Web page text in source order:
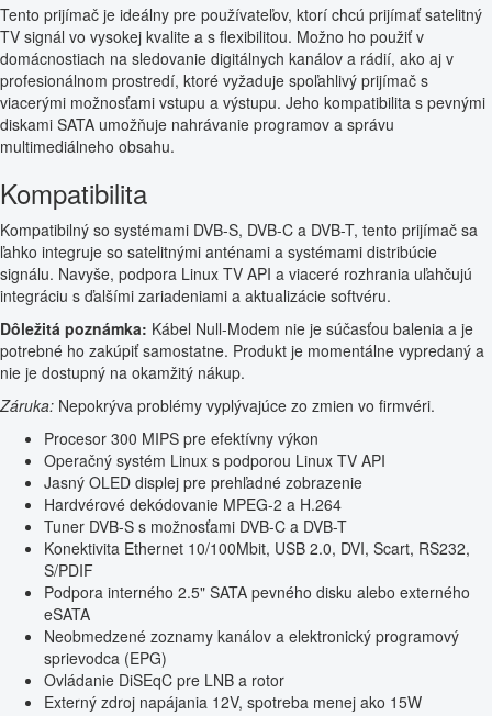
Tento prijímač je ideálny pre používateľov, ktorí chcú prijímať satelitný
TV signál vo vysokej kvalite a s flexibilitou. Možno ho použiť v
domácnostiach na sledovanie digitálnych kanálov a rádií, ako aj v
profesionálnom prostredí, ktoré vyžaduje spoľahlivý prijímač s
viacerými možnosťami vstupu a výstupu. Jeho kompatibilita s pevnými
diskami SATA umožňuje nahrávanie programov a správu
multimediálneho obsahu.
Kompatibilita
Kompatibilný so systémami DVB-S, DVB-C a DVB-T, tento prijímač sa
ľahko integruje so satelitnými anténami a systémami distribúcie
signálu. Navyše, podpora Linux TV API a viaceré rozhrania uľahčujú
integráciu s ďalšími zariadeniami a aktualizácie softvéru.
Dôležitá poznámka: Kábel Null-Modem nie je súčasťou balenia a je
potrebné ho zakúpiť samostatne. Produkt je momentálne vypredaný a
nie je dostupný na okamžitý nákup.
Záruka: Nepokrýva problémy vyplývajúce zo zmien vo firmvéri.
Procesor 300 MIPS pre efektívny výkon
Operačný systém Linux s podporou Linux TV API
Jasný OLED displej pre prehľadné zobrazenie
Hardvérové dekódovanie MPEG-2 a H.264
Tuner DVB-S s možnosťami DVB-C a DVB-T
Konektivita Ethernet 10/100Mbit, USB 2.0, DVI, Scart, RS232,
S/PDIF
Podpora interného 2.5" SATA pevného disku alebo externého
eSATA
Neobmedzené zoznamy kanálov a elektronický programový
sprievodca (EPG)
Ovládanie DiSEqC pre LNB a rotor
Externý zdroj napájania 12V, spotreba menej ako 15W